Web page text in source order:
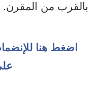
بالقرب من المقرن.
اضغط هنا